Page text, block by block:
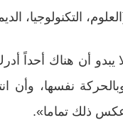
التكنولوجيا،
يبدو أن هناك أحداً
نفسها، وأن
ذلك تماما».